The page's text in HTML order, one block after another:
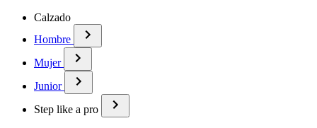
Calzado
Hombre
Mujer
Junior
Step like a pro